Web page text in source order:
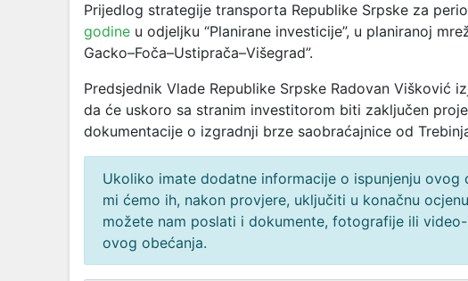
Prijedlog strategije transporta Republike Srpske za
godine u odjeljku “Planirane investicije”, u planiranoj
Gacko–Foča–Ustiprača–Višegrad”.
Predsjednik Vlade Republike Srpske Radovan Višković
da će uskoro sa stranim investitorom biti zaključen
dokumentacije o izgradnji brze saobraćajnice od
Ukoliko imate dodatne informacije o ispunjenju ovog
mi ćemo ih, nakon provjere, uključiti u konačnu
možete nam poslati i dokumente, fotografije ili
ovog obećanja.